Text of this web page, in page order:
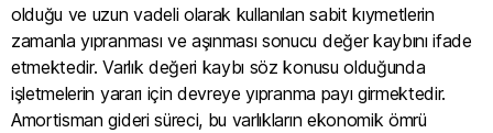
olduğu ve uzun vadeli olarak kullanılan sabit kıymetlerin
zamanla yıpranması ve aşınması sonucu değer kaybını ifade
etmektedir. Varlık değeri kaybı söz konusu olduğunda
işletmelerin yararı için devreye yıpranma payı girmektedir.
Amortisman gideri süreci, bu varlıkların ekonomik ömrü